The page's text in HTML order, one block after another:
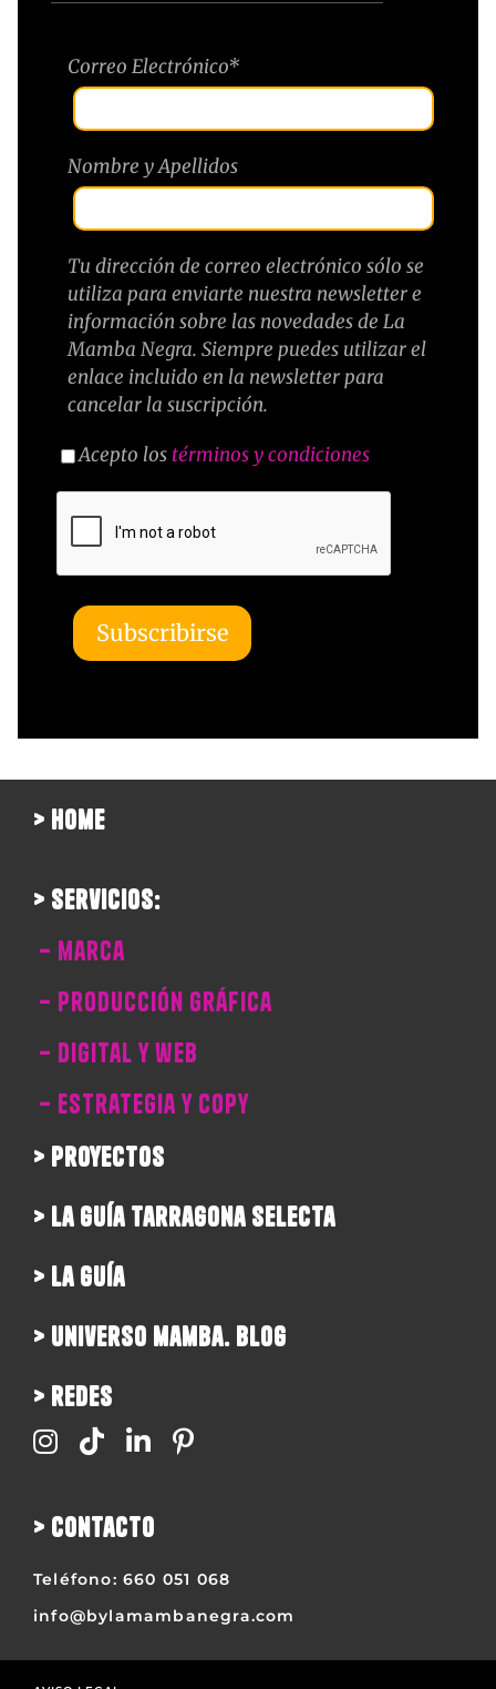
Correo Electrónico*
Nombre y Apellidos
Tu dirección de correo electrónico sólo se
utiliza para enviarte nuestra newsletter e
información sobre las novedades de La
Mamba Negra. Siempre puedes utilizar el
enlace incluido en la newsletter para
cancelar la suscripción.
Acepto los términos y condiciones
> home
> servicios:
– marca
– producción gráfica
– digital y web
– estrategia y copy
> proyectos
> la guía tarragona selecta
> la guía
> universo mamba. blog
> redes
> contacto
Teléfono: 660 051 068
info@bylamambanegra.com